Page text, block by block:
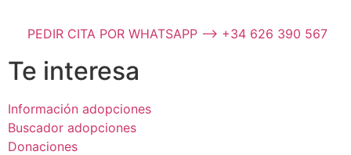
PEDIR CITA POR WHATSAPP --> +34 626 390 567
Te interesa
Información adopciones
Buscador adopciones
Donaciones